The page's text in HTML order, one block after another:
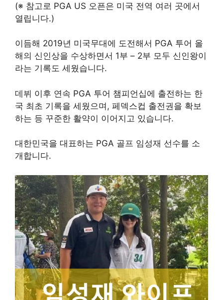
(※ 참고로 PGA US 오픈은 미국 전역 여러 곳에서
열립니다.)
이듬해 2019년 미국무대에 도전해서 PGA 투어 올
해의 신인상을 수상하면서 1부 – 2부 모두 신인왕이
라는 기록도 세웠습니다.
데뷔 이후 연속 PGA 투어 챔피언십에 출전하는 한
국 최초 기록을 세웠으며, 페덱스컵 출전권을 확보
하는 등 꾸준한 활약이 이어지고 있습니다.
대한민국을 대표하는 PGA 골프 임성재 선수를 소
개합니다.